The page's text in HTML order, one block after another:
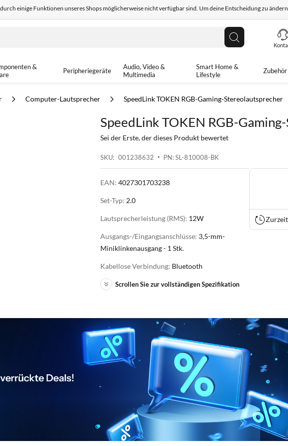
einige Funktionen unseres Shops möglicherweise nicht verfügbar sind. Um deine Entscheidung zu
14-tägiges Rückgaberecht
Suche
&
Peripheriegeräte
Audio, Video &
Multimedia
Smart Home &
Lifestyle
Zubehör
Computer-Lautsprecher SpeedLink TOKEN RGB-Gaming-Stereolautsprecher
SpeedLink TOKEN RGB-
SKU 001238632 PN: SL-810008-BK
Sei der Erste, der dieses Produkt bewertet
EAN: 4027301703238
Set-Typ: 2.0
Lautsprecherleistung (RMS): 12W
Ausgangs-/Eingangsanschlüsse: 3,5-mm-
Miniklinkenausgang - 1 Stk.
Kabellose Verbindung: Bluetooth
Scrollen Sie zur vollständigen Spezifikation